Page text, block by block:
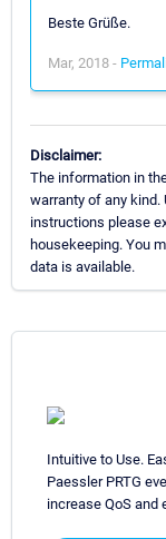
Beste Grüße.
Mar, 2018 -
Disclaimer:
The information in
warranty of any kind.
instructions please
housekeeping. You
data is available.
Intuitive to Use.
Paessler PRTG
increase QoS and